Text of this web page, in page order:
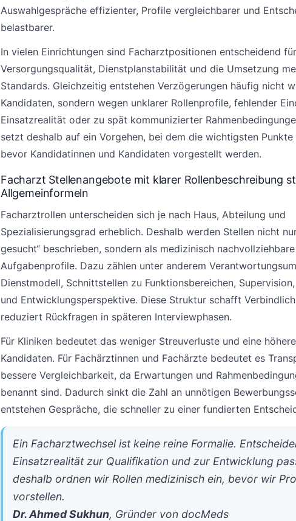
Auswahlgespräche effizienter, Profile vergleichbarer und
belastbarer.
In vielen Einrichtungen sind Facharztpositionen entscheidend für
Versorgungsqualität, Dienstplanstabilität und die Umsetzung
Standards. Gleichzeitig entstehen Verzögerungen häufig nicht
Kandidaten, sondern wegen unklarer Rollenprofile, fehlender
Einsatzrealität oder zu spät kommunizierter
setzt deshalb auf ein Vorgehen, bei dem die wichtigsten
bevor Kandidatinnen und Kandidaten vorgestellt werden.
Facharzt Stellenangebote mit klarer Rollenbeschreibung
Allgemeinformeln
Facharztrollen unterscheiden sich je nach Haus, Abteilung und
Spezialisierungsgrad erheblich. Deshalb werden Stellen nicht
gesucht“ beschrieben, sondern als medizinisch nachvollziehbare
Aufgabenprofile. Dazu zählen unter anderem
Dienstmodell, Schnittstellen zu Funktionsbereichen,
und Entwicklungsperspektive. Diese Struktur schafft
reduziert Rückfragen in späteren Interviewphasen.
Für Kliniken bedeutet das weniger Streuverluste und eine
Kandidaten. Für Fachärztinnen und Fachärzte bedeutet es
bessere Vergleichbarkeit, da Erwartungen und
benannt sind. Dadurch sinkt die Zahl an unnötigen
entstehen Gespräche, die schneller zu einer fundierten
Ein Facharztwechsel ist keine reine Formalie.
Einsatzrealität zur Qualifikation und zur Entwicklung
deshalb ordnen wir Rollen medizinisch ein, bevor wir
vorstellen.
Dr. Ahmed Sukhun, Gründer von docMeds